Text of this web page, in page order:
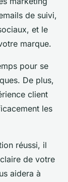
de suivi,
et le
marque.
pour se
De plus,
client
les
réussi, il
de votre
aidera à